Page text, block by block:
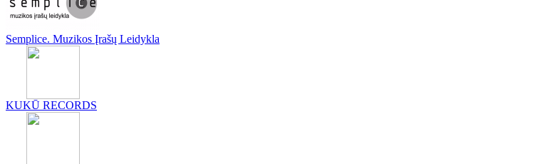
Semplice. Muzikos Įrašų Leidykla
KUKŪ RECORDS